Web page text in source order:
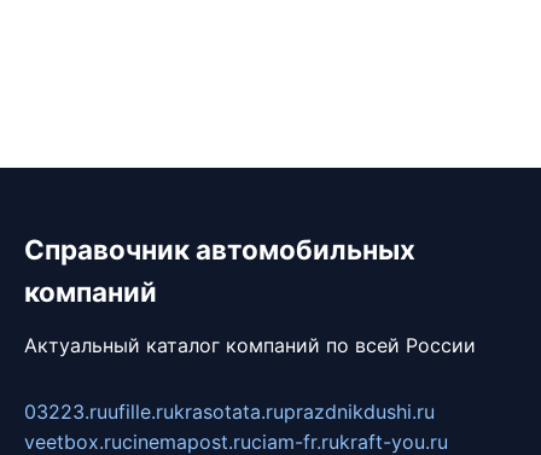
Справочник автомобильных
компаний
Актуальный каталог компаний по всей России
03223.ruufille.rukrasotata.ruprazdnikdushi.ru
veetbox.rucinemapost.ruciam-fr.rukraft-you.ru